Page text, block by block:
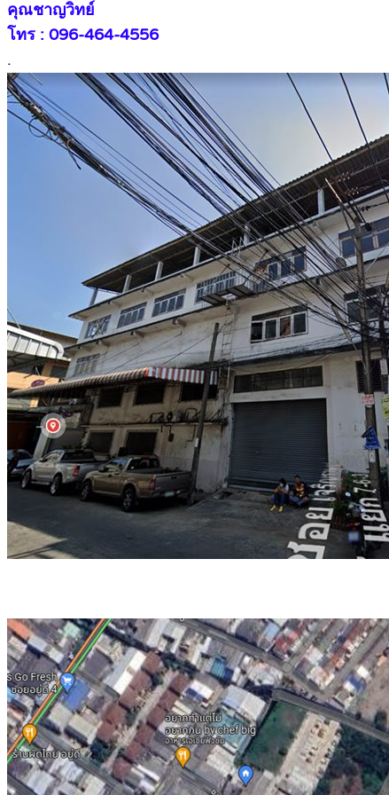
คุณชาญวิทย์
โทร : 096-464-4556
.